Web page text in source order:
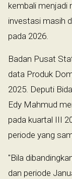
kembali menjadi
investasi masih
pada 2026.
Badan Pusat
data Produk
2025. Deputi
Edy Mahmud
pada kuartal III
periode yang
"Bila
dan periode